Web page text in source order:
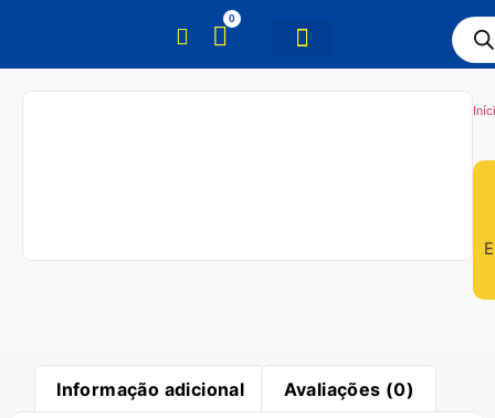
0
Informação adicional Avaliações (0)